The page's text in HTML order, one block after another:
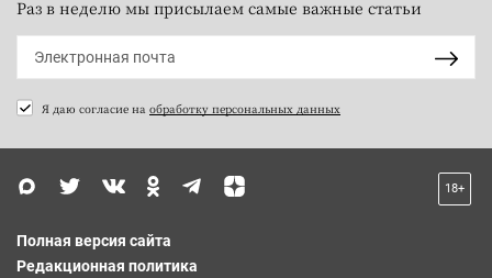
Раз в неделю мы присылаем самые важные статьи
Я даю согласие на обработку персональных данных
18+
Полная версия сайта
Редакционная политика